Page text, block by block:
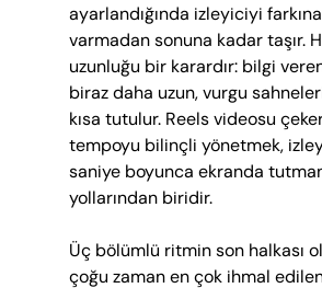
ayarlandığında izleyiciyi
varmadan sonuna kadar taşır.
uzunluğu bir karardır: bilgi
biraz daha uzun, vurgu
kısa tutulur. Reels videosu
tempoyu bilinçli yönetmek,
saniye boyunca ekranda
yollarından biridir.
Üç bölümlü ritmin son halkası
çoğu zaman en çok ihmal edilen